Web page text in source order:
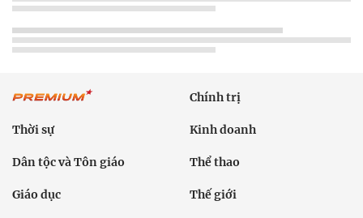
Chính trị
Thời sự Kinh doanh
Dân tộc và Tôn giáo Thể thao
Giáo dục Thế giới